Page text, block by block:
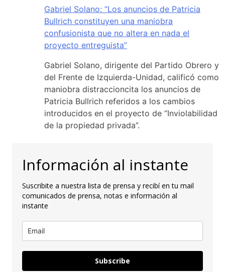
Gabriel Solano: “Los anuncios de Patricia
Bullrich constituyen una maniobra
confusionista que no altera en nada el
proyecto entreguista”
Gabriel Solano, dirigente del Partido Obrero y
del Frente de Izquierda-Unidad, calificó como
maniobra distraccioncita los anuncios de
Patricia Bullrich referidos a los cambios
introducidos en el proyecto de “Inviolabilidad
de la propiedad privada”.
Información al instante
Suscribite a nuestra lista de prensa y recibí en tu mail
comunicados de prensa, notas e información al
instante
Subscribe